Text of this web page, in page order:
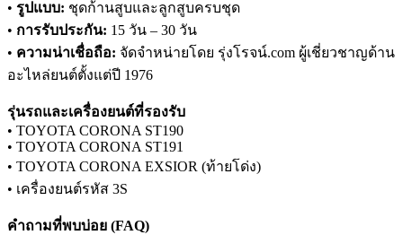
• รูปแบบ: ชุดก้านสูบและลูกสูบครบชุด
• การรับประกัน: 15 วัน – 30 วัน
• ความน่าเชื่อถือ: จัดจำหน่ายโดย รุ่งโรจน์.com ผู้เชี่ยวชาญด้าน
อะไหล่ยนต์ตั้งแต่ปี 1976
รุ่นรถและเครื่องยนต์ที่รองรับ
• TOYOTA CORONA ST190
• TOYOTA CORONA ST191
• TOYOTA CORONA EXSIOR (ท้ายโด่ง)
• เครื่องยนต์รหัส 3S
คำถามที่พบบ่อย (FAQ)